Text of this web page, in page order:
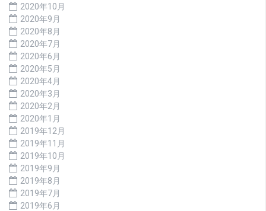
2020年10月
2020年9月
2020年8月
2020年7月
2020年6月
2020年5月
2020年4月
2020年3月
2020年2月
2020年1月
2019年12月
2019年11月
2019年10月
2019年9月
2019年8月
2019年7月
2019年6月